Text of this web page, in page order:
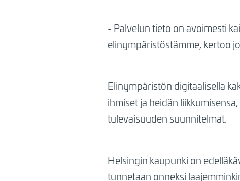
- Palvelun tieto on avoimesti
elinympäristöstämme, kertoo
Elinympäristön digitaalisella
ihmiset ja heidän
tulevaisuuden suunnitelmat.
Helsingin kaupunki on
tunnetaan onneksi